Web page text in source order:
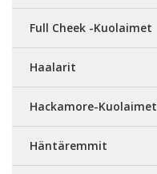
Full Cheek -Kuolaimet
Haalarit
Hackamore-Kuolaimet
Häntäremmit